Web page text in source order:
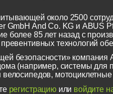
около 2500
GmbH And Co. KG и ABUS
более 85 лет назад с
технологий
безопасности»
(например, системы
мотоциклетные
регистрациюили войдите